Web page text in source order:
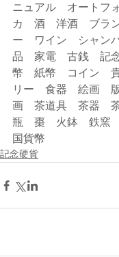
ニュアル　オートフ
カ　酒　洋酒　ブラ
ー　ワイン　シャン
品　家電　古銭　記
幣　紙幣　コイン　
リー　食器　絵画　
画　茶道具　茶器　
瓶　棗　火鉢　鉄窯
国貨幣
記念硬貨